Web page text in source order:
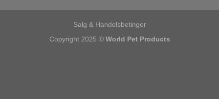
Salg & Handelsbetinger
Copyright 2025 © World Pet Products